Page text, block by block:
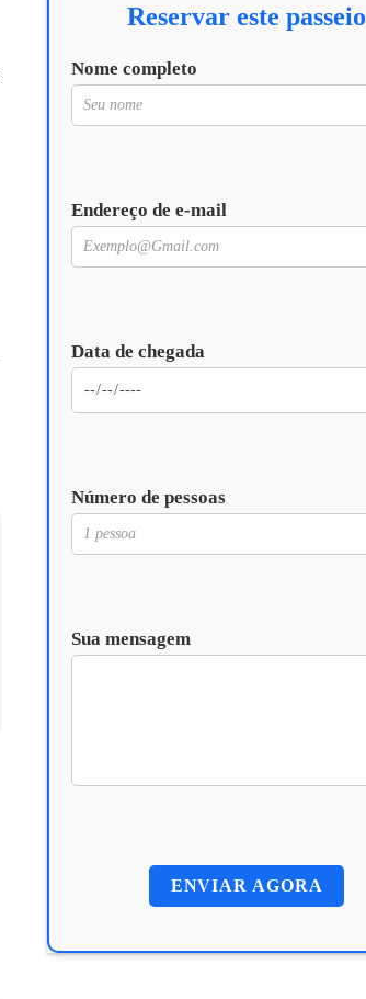
Reservar este passeio
Nome completo
Endereço de e-mail
Data de chegada
Número de pessoas
Sua mensagem